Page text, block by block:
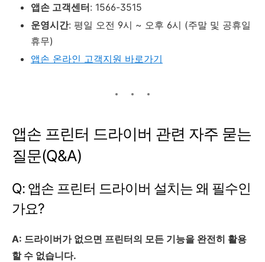
앱손 고객센터: 1566-3515
운영시간: 평일 오전 9시 ~ 오후 6시 (주말 및 공휴일
휴무)
앱손 온라인 고객지원 바로가기
앱손 프린터 드라이버 관련 자주 묻는
질문(Q&A)
Q: 앱손 프린터 드라이버 설치는 왜 필수인
가요?
A: 드라이버가 없으면 프린터의 모든 기능을 완전히 활용
할 수 없습니다.